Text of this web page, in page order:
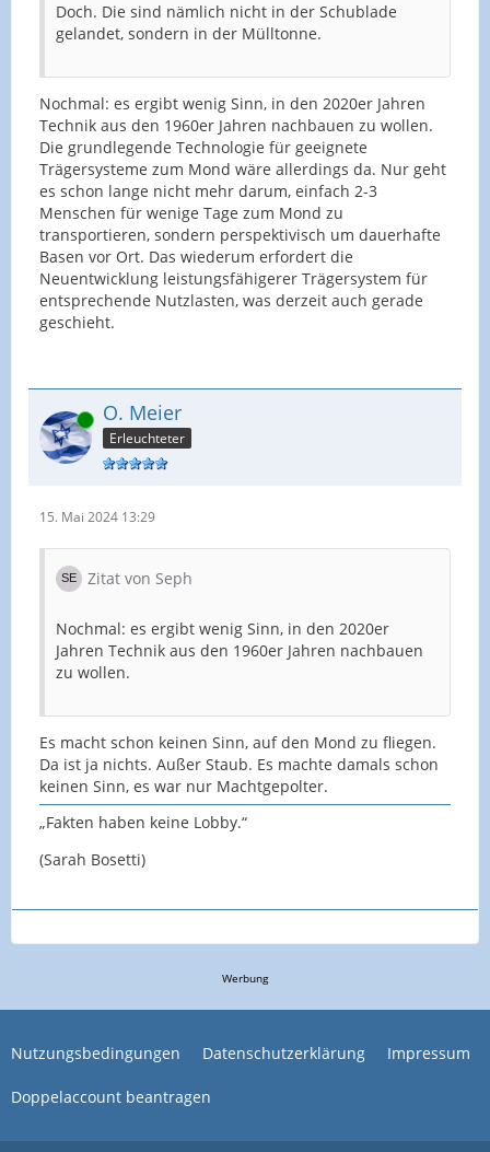
Doch. Die sind nämlich nicht in der Schublade
gelandet, sondern in der Mülltonne.
Nochmal: es ergibt wenig Sinn, in den 2020er Jahren
Technik aus den 1960er Jahren nachbauen zu wollen.
Die grundlegende Technologie für geeignete
Trägersysteme zum Mond wäre allerdings da. Nur geht
es schon lange nicht mehr darum, einfach 2-3
Menschen für wenige Tage zum Mond zu
transportieren, sondern perspektivisch um dauerhafte
Basen vor Ort. Das wiederum erfordert die
Neuentwicklung leistungsfähigerer Trägersystem für
entsprechende Nutzlasten, was derzeit auch gerade
geschieht.
Online O. Meier
Erleuchteter
15. Mai 2024 13:29
Zitat von Seph
Nochmal: es ergibt wenig Sinn, in den 2020er
Jahren Technik aus den 1960er Jahren nachbauen
zu wollen.
Es macht schon keinen Sinn, auf den Mond zu fliegen.
Da ist ja nichts. Außer Staub. Es machte damals schon
keinen Sinn, es war nur Machtgepolter.
„Fakten haben keine Lobby.“
(Sarah Bosetti)
Werbung
Nutzungsbedingungen Datenschutzerklärung Impressum
Doppelaccount beantragen